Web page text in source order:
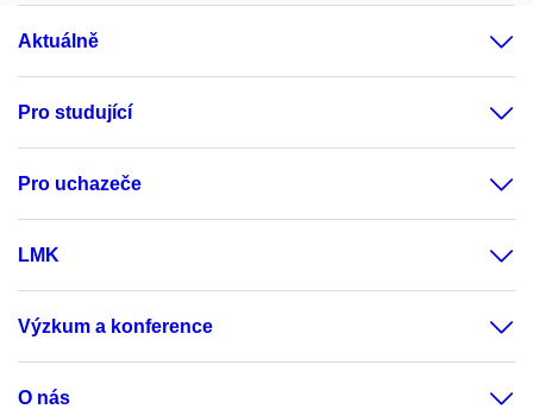
Aktuálně
Pro studující
Pro uchazeče
LMK
Výzkum a konference
O nás